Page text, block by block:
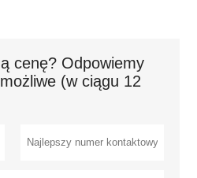
cenę? Odpowiemy
(w ciągu 12